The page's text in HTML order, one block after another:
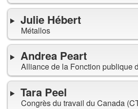
Julie Hébert
Métallos
Andrea Peart
Alliance de la Fonction publique
Tara Peel
Congrès du travail du Canada